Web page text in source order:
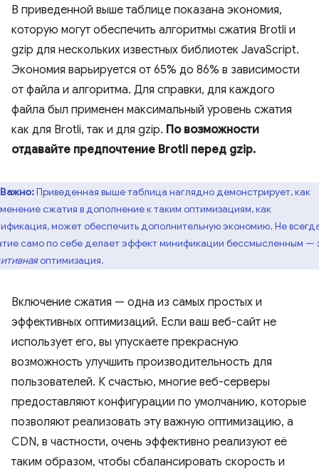
В приведенной выше таблице показана экономия,
которую могут обеспечить алгоритмы сжатия Brotli и
gzip для нескольких известных библиотек JavaScript.
Экономия варьируется от 65% до 86% в зависимости
от файла и алгоритма. Для справки, для каждого
файла был применен максимальный уровень сжатия
как для Brotli, так и для gzip. По возможности
отдавайте предпочтение Brotli перед gzip.
Важно:Приведенная выше таблица наглядно демонстрирует, как
сжатия в дополнение к таким оптимизациям, как
может обеспечить дополнительную экономию. Не
само по себе делает эффект минификации бессмысленным —
оптимизация.
Включение сжатия — одна из самых простых и
эффективных оптимизаций. Если ваш веб-сайт не
использует его, вы упускаете прекрасную
возможность улучшить производительность для
пользователей. К счастью, многие веб-серверы
предоставляют конфигурации по умолчанию, которые
позволяют реализовать эту важную оптимизацию, а
CDN, в частности, очень эффективно реализуют её
таким образом, чтобы сбалансировать скорость и